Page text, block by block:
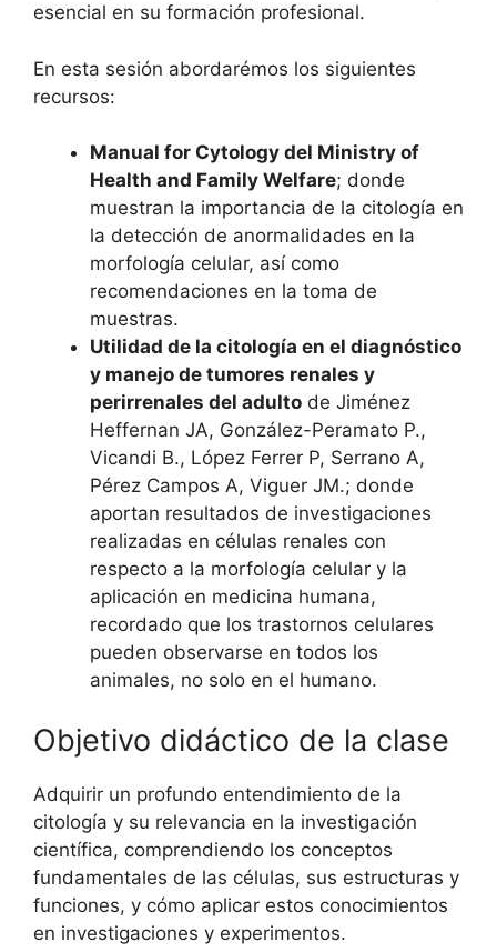
esencial en su formación profesional.
En esta sesión abordarémos los siguientes
recursos:
Manual for Cytology del Ministry of
Health and Family Welfare; donde
muestran la importancia de la citología en
la detección de anormalidades en la
morfología celular, así como
recomendaciones en la toma de
muestras.
Utilidad de la citología en el diagnóstico
y manejo de tumores renales y
perirrenales del adulto de Jiménez
Heffernan JA, González-Peramato P.,
Vicandi B., López Ferrer P, Serrano A,
Pérez Campos A, Viguer JM.; donde
aportan resultados de investigaciones
realizadas en células renales con
respecto a la morfología celular y la
aplicación en medicina humana,
recordado que los trastornos celulares
pueden observarse en todos los
animales, no solo en el humano.
Objetivo didáctico de la clase
Adquirir un profundo entendimiento de la
citología y su relevancia en la investigación
científica, comprendiendo los conceptos
fundamentales de las células, sus estructuras y
funciones, y cómo aplicar estos conocimientos
en investigaciones y experimentos.